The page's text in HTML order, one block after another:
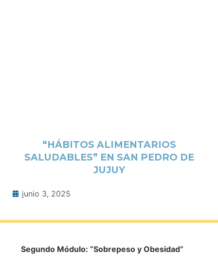
“HÁBITOS ALIMENTARIOS
SALUDABLES” EN SAN PEDRO DE
JUJUY
junio 3, 2025
Segundo Módulo: “Sobrepeso y Obesidad”